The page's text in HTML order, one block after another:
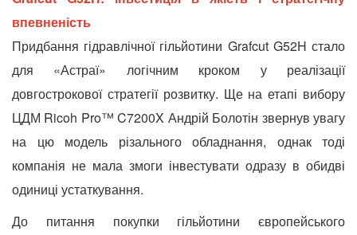
впевненість
Придбання гідравлічної гільйотини Grafcut G52H стало
для «Астраї» логічним кроком у реалізації
довгострокової стратегії розвитку. Ще на етапі вибору
ЦДМ Ricoh Pro™ C7200X Андрій Болотін звернув увагу
на цю модель різального обладнання, однак тоді
компанія не мала змоги інвестувати одразу в обидві
одиниці устаткування.
До питання покупки гільйотини європейського